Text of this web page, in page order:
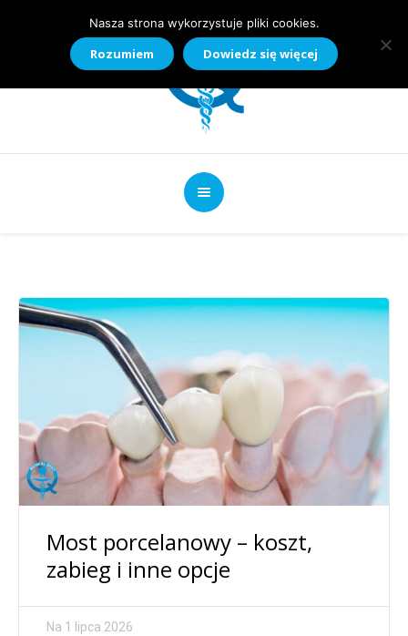
Most porcelanowy – koszt,
zabieg i inne opcje
Na 1 lipca 2026
Nasza strona wykorzystuje pliki cookies.
Rozumiem Dowiedz się więcej